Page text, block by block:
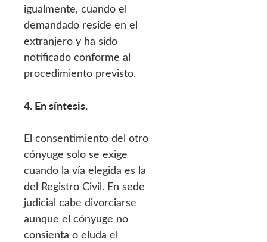
igualmente, cuando el
demandado reside en el
extranjero y ha sido
notificado conforme al
procedimiento previsto.
4. En síntesis.
El consentimiento del otro
cónyuge solo se exige
cuando la vía elegida es la
del Registro Civil. En sede
judicial cabe divorciarse
aunque el cónyuge no
consienta o eluda el